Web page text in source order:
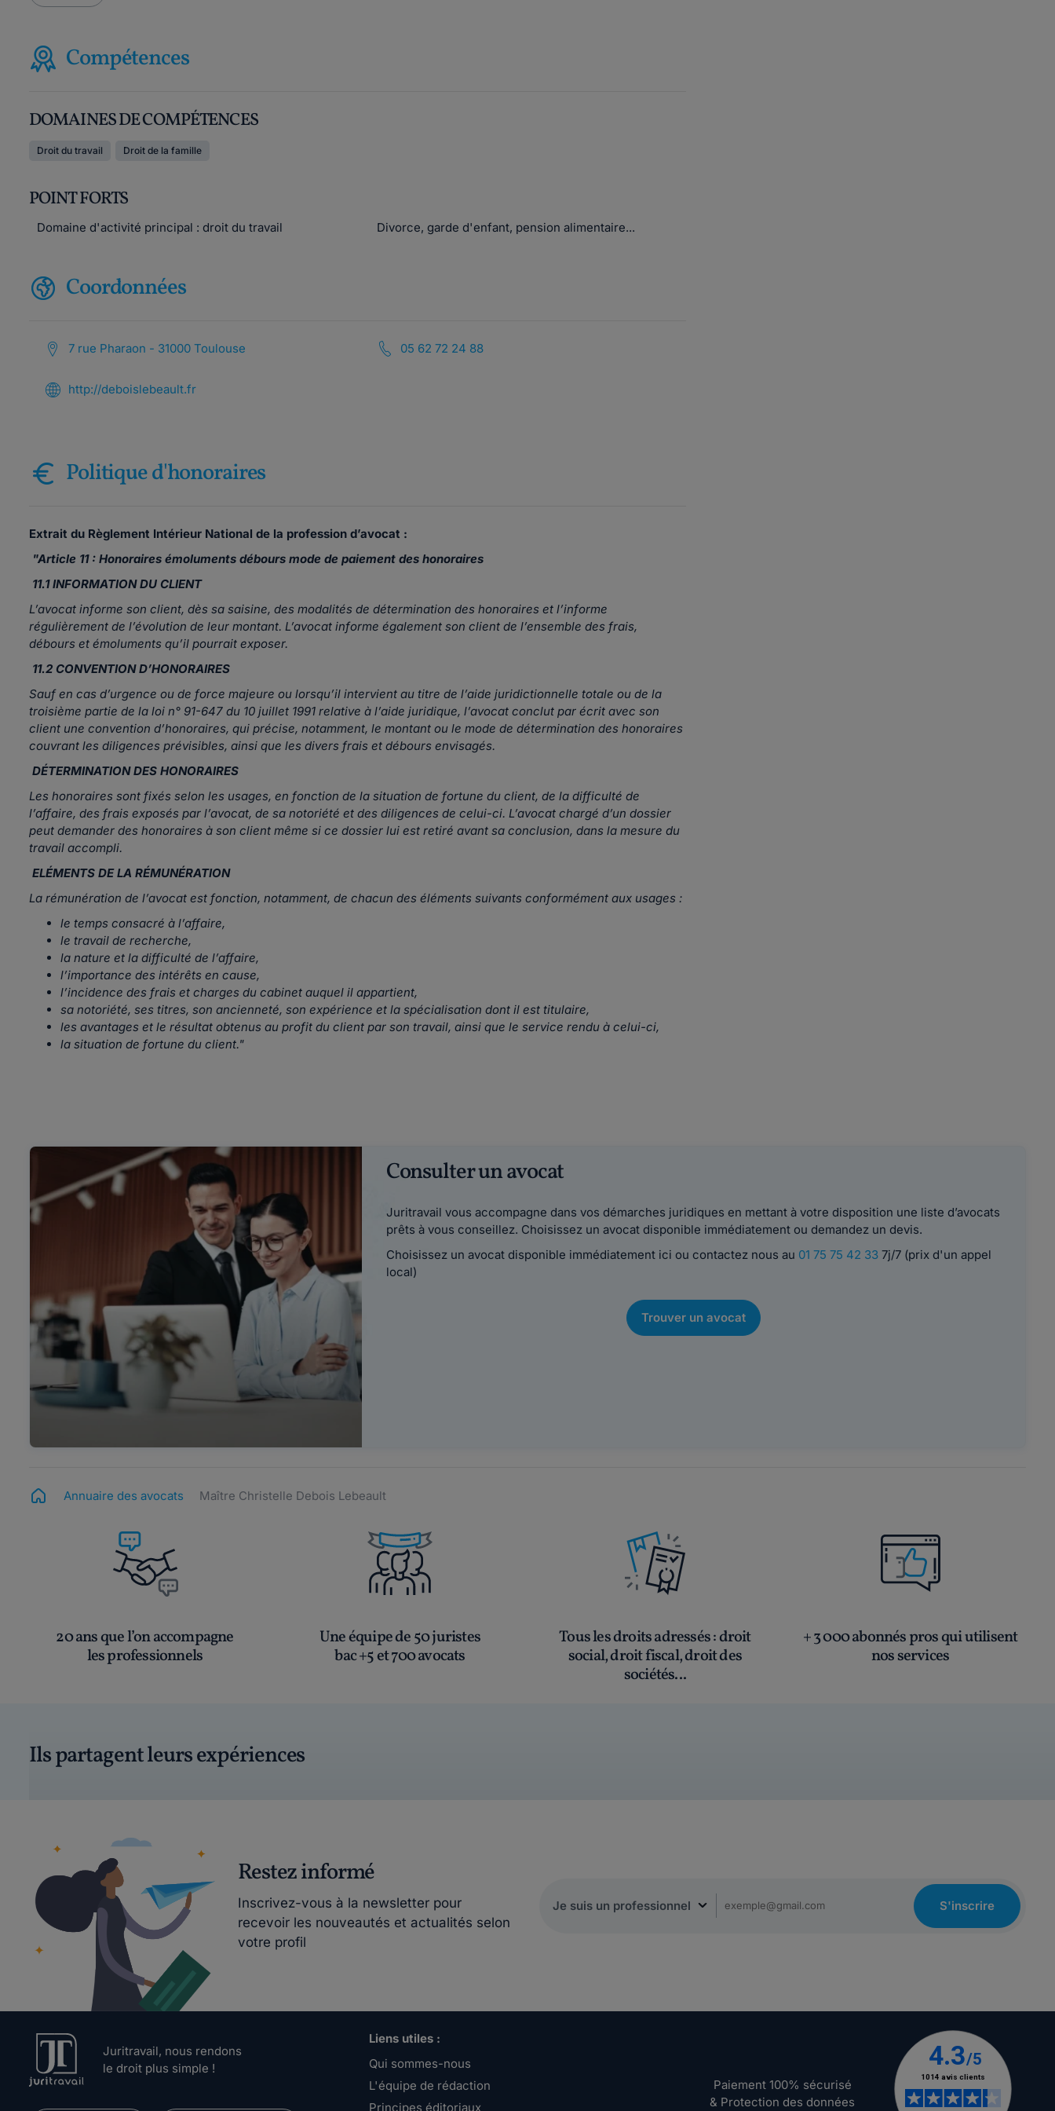
Compétences
DOMAINES DE COMPÉTENCES
Droit du travail Droit de la famille
POINT FORTS
Domaine d'activité principal : droit du travail Divorce, garde d'enfant, pension alimentaire...
Coordonnées
7 rue Pharaon - 31000 Toulouse 05 62 72 24 88
http://deboislebeault.fr
Politique d'honoraires
Extrait du Règlement Intérieur National de la profession d’avocat :
"Article 11 : Honoraires émoluments débours mode de paiement des honoraires
11.1 INFORMATION DU CLIENT
L’avocat informe son client, dès sa saisine, des modalités de détermination des honoraires et l’informe
régulièrement de l’évolution de leur montant. L’avocat informe également son client de l’ensemble des frais,
débours et émoluments qu’il pourrait exposer.
11.2 CONVENTION D’HONORAIRES
Sauf en cas d’urgence ou de force majeure ou lorsqu’il intervient au titre de l’aide juridictionnelle totale ou de la
troisième partie de la loi n° 91-647 du 10 juillet 1991 relative à l’aide juridique, l’avocat conclut par écrit avec son
client une convention d’honoraires, qui précise, notamment, le montant ou le mode de détermination des honoraires
couvrant les diligences prévisibles, ainsi que les divers frais et débours envisagés.
DÉTERMINATION DES HONORAIRES
Les honoraires sont fixés selon les usages, en fonction de la situation de fortune du client, de la difficulté de
l’affaire, des frais exposés par l’avocat, de sa notoriété et des diligences de celui-ci. L’avocat chargé d’un dossier
peut demander des honoraires à son client même si ce dossier lui est retiré avant sa conclusion, dans la mesure du
travail accompli.
ELÉMENTS DE LA RÉMUNÉRATION
La rémunération de l’avocat est fonction, notamment, de chacun des éléments suivants conformément aux usages :
le temps consacré à l’affaire,
le travail de recherche,
la nature et la difficulté de l’affaire,
l’importance des intérêts en cause,
l’incidence des frais et charges du cabinet auquel il appartient,
sa notoriété, ses titres, son ancienneté, son expérience et la spécialisation dont il est titulaire,
les avantages et le résultat obtenus au profit du client par son travail, ainsi que le service rendu à celui-ci,
la situation de fortune du client."
Consulter un avocat
Juritravail vous accompagne dans vos démarches juridiques en mettant à votre disposition une liste d’avocats
prêts à vous conseillez. Choisissez un avocat disponible immédiatement ou demandez un devis.
Choisissez un avocat disponible immédiatement ici ou contactez nous au 01 75 75 42 337j/7 (prix d'un appel
local)
Trouver un avocat
Annuaire des avocats Maître Christelle Debois Lebeault
20 ans que l’on accompagne
les professionnels
Une équipe de 50 juristes
bac +5 et 700 avocats
Tous les droits adressés: droit
social, droit fiscal, droit des
sociétés...
+ 3 000 abonnés pros qui utilisent
nos services
Ils partagent leurs expériences
Restez informé
Inscrivez-vous à la newsletter pour
recevoir les nouveautés et actualités selon
votre profil
S'inscrire
Juritravail, nous rendons
le droit plus simple !
Liens utiles :
Qui sommes-nous
L'équipe de rédaction
Principes éditoriaux
Paiement 100% sécurisé
& Protection des données